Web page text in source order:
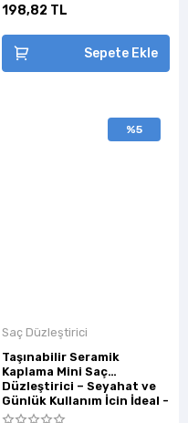
198,82 TL
Sepete Ekle
%5
Saç Düzleştirici
Taşınabilir Seramik
Kaplama Mini Saç
Düzleştirici – Seyahat ve
Günlük Kullanım İçin İdeal -
Lisinya